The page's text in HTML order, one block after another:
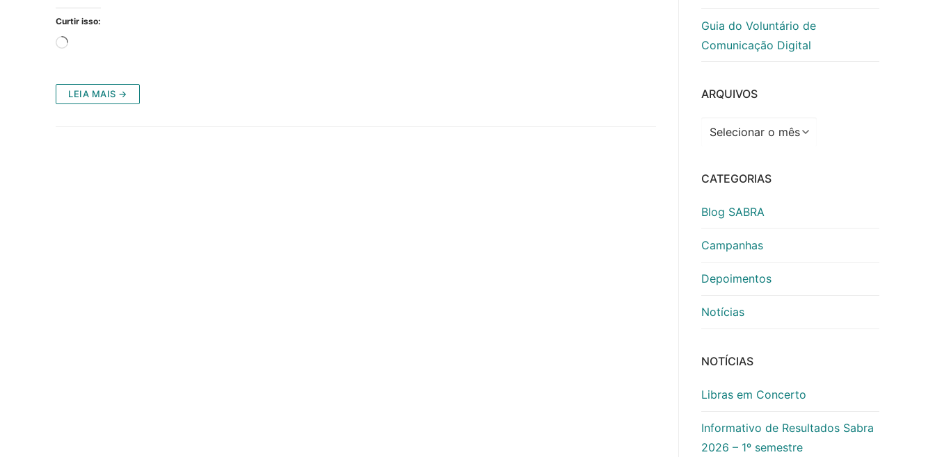
Curtir isso:
Carregando...
LEIA MAIS →
Guia do Voluntário de
Comunicação Digital
ARQUIVOS
Arquivos
CATEGORIAS
Blog SABRA
Campanhas
Depoimentos
Notícias
NOTÍCIAS
Libras em Concerto
Informativo de Resultados Sabra
2026 – 1º semestre